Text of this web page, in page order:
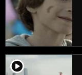
player2